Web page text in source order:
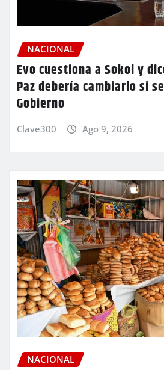
NACIONAL
Evo cuestiona a Sokol y
Paz debería cambiarlo si
Gobierno
Clave300 Ago 9, 2026
NACIONAL